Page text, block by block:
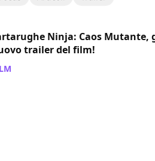
Ninja: Caos Mutante,
trailer del film!